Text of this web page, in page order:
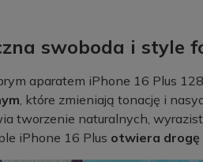
swoboda i style
aparatem iPhone 16 Plus 128
, które zmieniają tonację i
tworzenie naturalnych,
iPhone 16 Plus otwiera